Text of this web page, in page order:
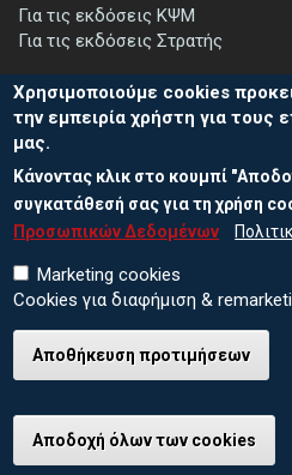
Για τις εκδόσεις ΚΨΜ
Για τις εκδόσεις Στρατής
ΕΓΓΡΑΦΗ ΣΤΟ ΕΝΗΜΕΡΩΤΙΚΟ
Μείνετε ενημερωμένοι για τις νέες
μας - εγγραφείτε στο ενημερωτικό
© 2026
Πολιτική χρήσης Cookies
Χρησιμοποιούμε cookies
την εμπειρία χρήστη για τους
μας.
Κάνοντας κλικ στο κουμπί
συγκατάθεσή σας για τη χρήση
Προσωπικών Δεδομένων
Marketing cookies
Cookies για διαφήμιση &
Αποθήκευση προτιμήσεων
Αποδοχή όλων των cookies